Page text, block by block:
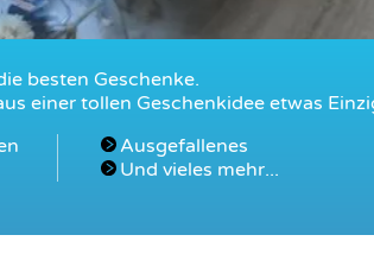
besten Geschenke.
einer tollen Geschenkidee etwas
Ausgefallenes
Und vieles mehr...